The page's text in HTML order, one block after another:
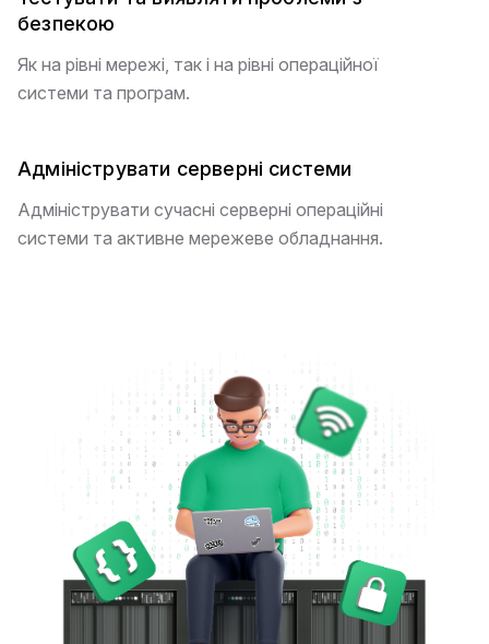
безпекою
Як на рівні мережі, так і на рівні операційної
системи та програм.
Адмініструвати серверні системи
Адмініструвати сучасні серверні операційні
системи та активне мережеве обладнання.